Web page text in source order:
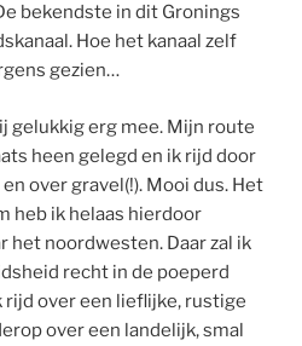
bekendste in dit Gronings
Hoe het kanaal zelf
gezien…
gelukkig erg mee. Mijn route
heen gelegd en ik rijd door
over gravel(!). Mooi dus. Het
heb ik helaas hierdoor
het noordwesten. Daar zal ik
recht in de poeperd
rijd over een lieflijke, rustige
over een landelijk, smal